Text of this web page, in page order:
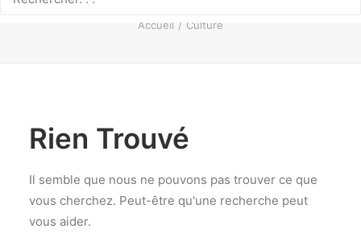
Accueil Culture
Rien Trouvé
Il semble que nous ne pouvons pas trouver ce que
vous cherchez. Peut-être qu'une recherche peut
vous aider.